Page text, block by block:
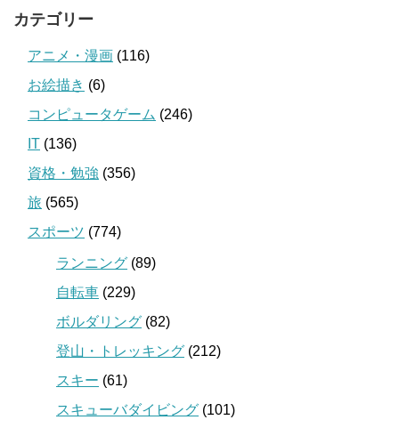
カテゴリー
アニメ・漫画 (116)
お絵描き (6)
コンピュータゲーム (246)
IT (136)
資格・勉強 (356)
旅 (565)
スポーツ (774)
ランニング (89)
自転車 (229)
ボルダリング (82)
登山・トレッキング (212)
スキー (61)
スキューバダイビング (101)